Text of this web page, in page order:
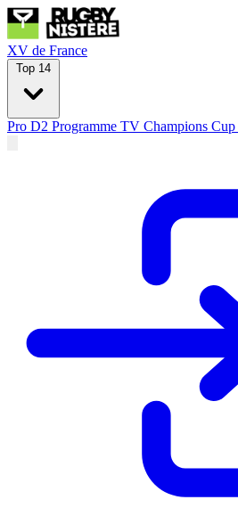
XV de France
Top 14
Pro D2 Programme TV Champions Cup